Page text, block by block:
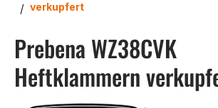
verkupfert
Prebena WZ38CVK
Heftklammern